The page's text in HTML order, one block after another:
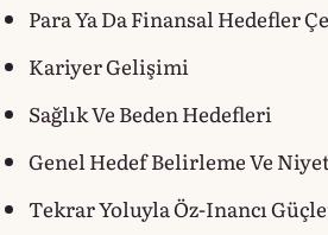
Para Ya Da Finansal Hedefler
Kariyer Gelişimi
Sağlık Ve Beden Hedefleri
Genel Hedef Belirleme Ve
Tekrar Yoluyla Öz-Inancı